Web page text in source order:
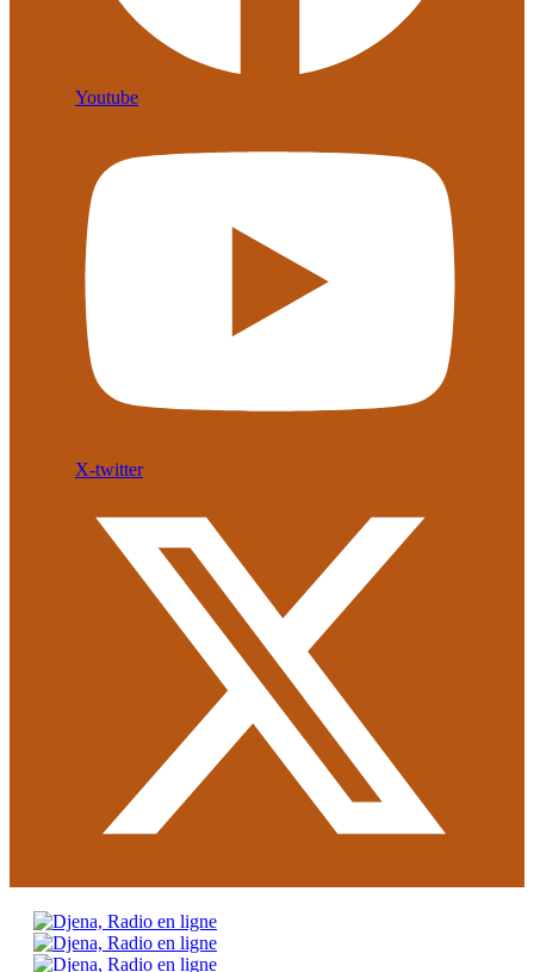
Youtube
X-twitter